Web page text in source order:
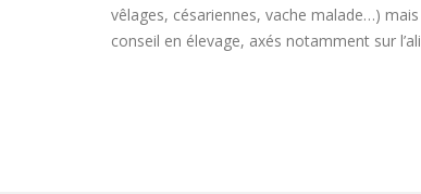
vêlages, césariennes, vache malade…)
conseil en élevage, axés notamment sur